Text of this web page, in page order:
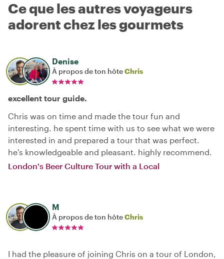
Ce que les autres voyageurs
adorent chez les gourmets
Denise
À propos de ton hôteChris
excellent tour guide.
Chris was on time and made the tour fun and
interesting. he spent time with us to see what we were
interested in and prepared a tour that was perfect.
he's knowledgeable and pleasant. highly recommend.
London's Beer Culture Tour with a Local
M
À propos de ton hôteChris
I had the pleasure of joining Chris on a tour of London,